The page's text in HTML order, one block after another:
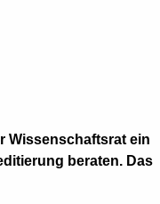
Wissenschaftsrat ein
beraten. Das